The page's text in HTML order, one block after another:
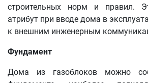
строительных норм и правил.
атрибут при вводе дома в
к внешним инженерным
Фундамент
Дома из газоблоков можно